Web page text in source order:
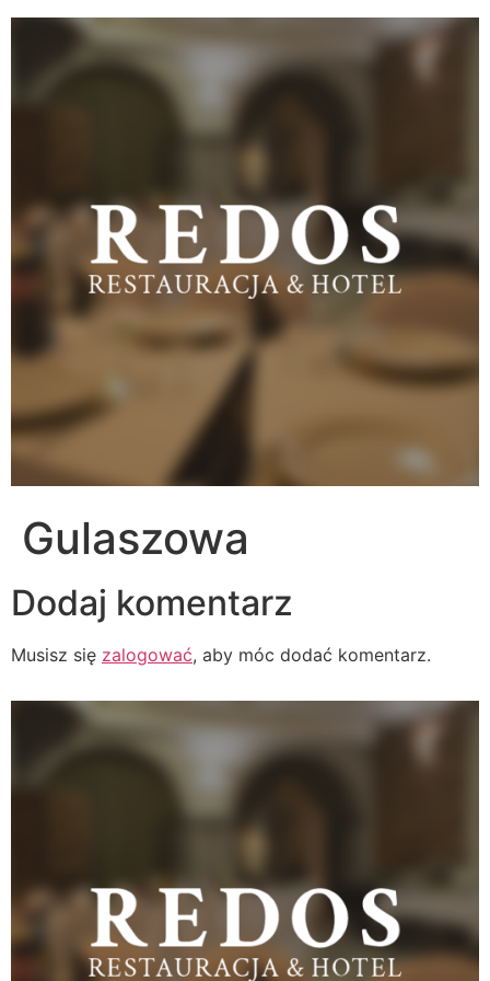
Gulaszowa
Dodaj komentarz
Musisz się zalogować, aby móc dodać komentarz.